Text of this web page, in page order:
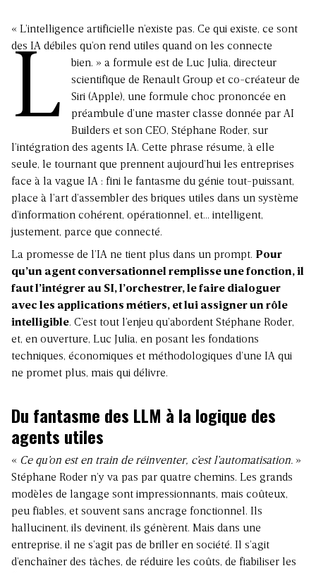
« L’intelligence artificielle n’existe pas. Ce qui existe, ce sont
des IA débiles qu’on rend utiles quand on les connecte
bien. »
L
a formule est de Luc Julia, directeur
scientifique de Renault Group et co-créateur de
Siri (Apple), une formule choc prononcée en
préambule d’une master classe donnée parAI
Builders et son CEO, Stéphane Roder, sur
l’intégration des agents IA. Cette phrase résume, à elle
seule, le tournant que prennent aujourd’hui les entreprises
face à la vague IA : fini le fantasme du génie tout-puissant,
place à l’art d’assembler des briques utiles dans un système
d’information cohérent, opérationnel, et… intelligent,
justement, parce que connecté.
La promesse de l’IA ne tient plus dans un prompt. Pour
qu’un agent conversationnel remplisse une fonction, il
faut l’intégrer au SI, l’orchestrer, le faire dialoguer
avec les applications métiers, et lui assigner un rôle
intelligible. C’est tout l’enjeu qu’abordent Stéphane Roder,
et, en ouverture, Luc Julia, en posant les fondations
techniques, économiques et méthodologiques d’une IA qui
ne promet plus, mais qui délivre.
Du fantasme des LLM à la logique des
agents utiles
« Ce qu’on est en train de réinventer, c’est l’automatisation. »
Stéphane Roder n’y va pas par quatre chemins. Les grands
modèles de langage sont impressionnants, mais coûteux,
peu fiables, et souvent sans ancrage fonctionnel. Ils
hallucinent, ils devinent, ils génèrent. Mais dans une
entreprise, il ne s’agit pas de briller en société. Il s’agit
d’enchaîner des tâches, de réduire les coûts, de fiabiliser les